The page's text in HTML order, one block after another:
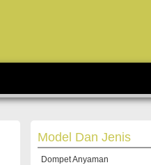
Model Dan Jenis
Dompet Anyaman